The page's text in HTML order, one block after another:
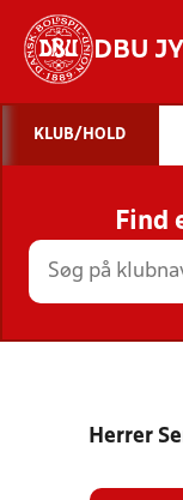
DBU
KLUB/HOLD
Find
Herrer